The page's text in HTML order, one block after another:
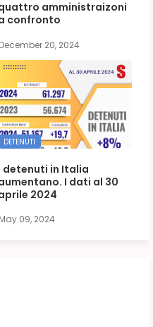
amministraizoni
confronto
December 20, 2024
DETENUTI
detenuti in Italia
I dati al 30
2024
May 09, 2024